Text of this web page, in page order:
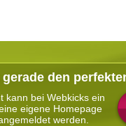
gerade den
kann bei Webkicks ein
eigene Homepage
werden.